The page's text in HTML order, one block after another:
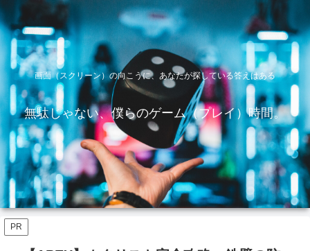
画面（スクリーン）の向こうに、あなたが探している答えはある
無駄じゃない、僕らのゲーム（プレイ）時間。
PR